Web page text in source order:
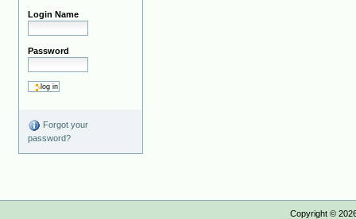
Login Name
Password
Forgot your
password?
Copyright ©